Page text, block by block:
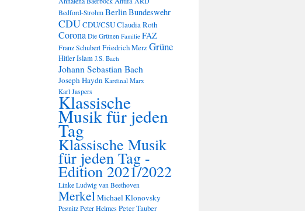
Bedford-Strohm BerlinBundeswehr
CDUCDU/CSUClaudia Roth
Corona Die Grünen Familie FAZ
Franz SchubertFriedrich MerzGrüne
HitlerIslam J.S. Bach
Johann Sebastian Bach
Joseph Haydn Kardinal Marx
Karl Jaspers
Klassische
Musik für jeden
Tag
Klassische Musik
für jeden Tag -
Edition 2021/2022
Linke Ludwig van Beethoven
MerkelMichael Klonovsky
Pegnitz Peter HelmesPeter Tauber